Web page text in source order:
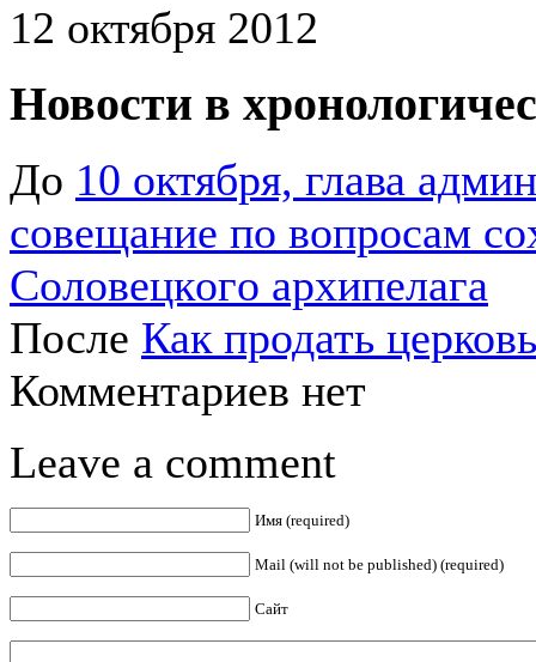
12 октября 2012
Новости в
До 10 октября, глава
coвeщaниe пo вoпpocaм
Coлoвeцкoгo apxипeлaгa
После Как продать
Комментариев нет
Leave a comment
Имя (required)
Mail (will not be published) (required)
Сайт